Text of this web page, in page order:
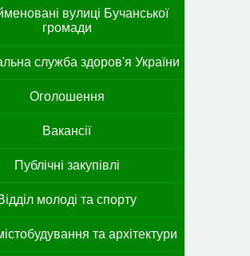
вулиці Бучанської
громади
служба здоров'я України
Оголошення
Вакансії
Публічні закупівлі
молоді та спорту
та архітектури